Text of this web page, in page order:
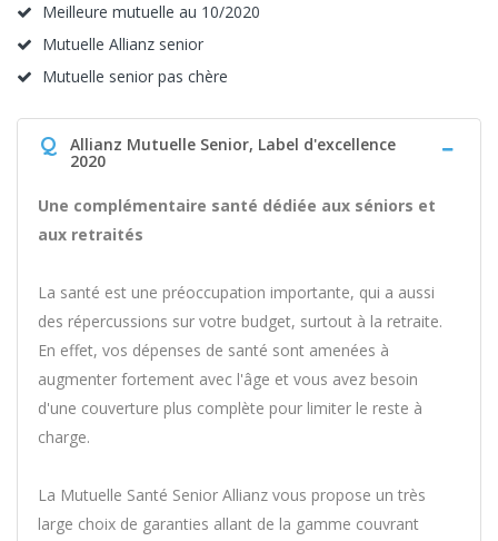
Meilleure mutuelle au 10/2020
Mutuelle Allianz senior
Mutuelle senior pas chère
Q Allianz Mutuelle Senior, Label d'excellence
2020
Une complémentaire santé dédiée aux séniors et
aux retraités
La santé est une préoccupation importante, qui a aussi
des répercussions sur votre budget, surtout à la retraite.
En effet, vos dépenses de santé sont amenées à
augmenter fortement avec l'âge et vous avez besoin
d'une couverture plus complète pour limiter le reste à
charge.
La Mutuelle Santé Senior Allianz vous propose un très
large choix de garanties allant de la gamme couvrant